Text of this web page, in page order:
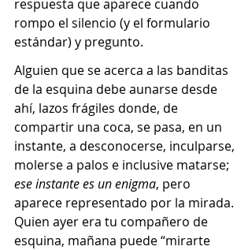
respuesta que aparece cuando
rompo el silencio (y el formulario
estándar) y pregunto.
Alguien que se acerca a las banditas
de la esquina debe aunarse desde
ahí, lazos frágiles donde, de
compartir una coca, se pasa, en un
instante, a desconocerse, inculparse,
molerse a palos e inclusive matarse;
ese instante es un enigma, pero
aparece representado por la mirada.
Quien ayer era tu compañero de
esquina, mañana puede “mirarte